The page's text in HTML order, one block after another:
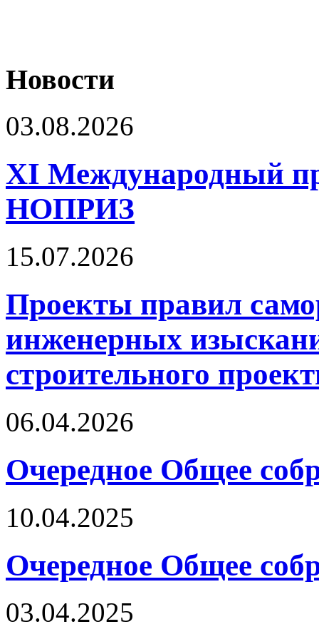
Новости
03.08.2026
XI Международный
НОПРИЗ
15.07.2026
Проекты правил
инженерных
строительного
06.04.2026
Очередное Общее
10.04.2025
Очередное Общее
03.04.2025